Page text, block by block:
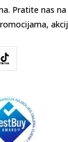
Pratite nas